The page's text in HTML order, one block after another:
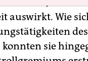
auswirkt. Wie
sie